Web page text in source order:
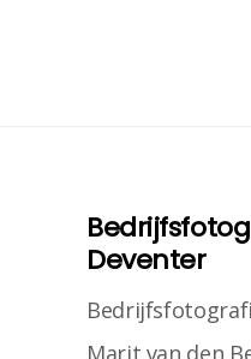
Deventer
Marit van den